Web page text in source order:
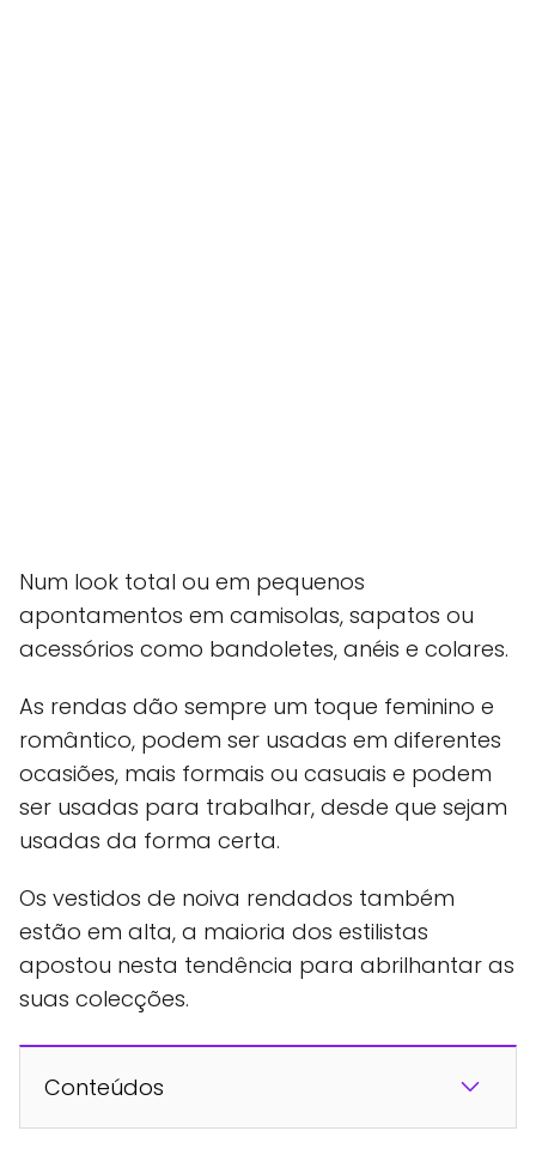
Num look total ou em pequenos
apontamentos em camisolas, sapatos ou
acessórios como bandoletes, anéis e colares.
As rendas dão sempre um toque feminino e
romântico, podem ser usadas em diferentes
ocasiões, mais formais ou casuais e podem
ser usadas para trabalhar, desde que sejam
usadas da forma certa.
Os vestidos de noiva rendados também
estão em alta, a maioria dos estilistas
apostou nesta tendência para abrilhantar as
suas colecções.
Conteúdos